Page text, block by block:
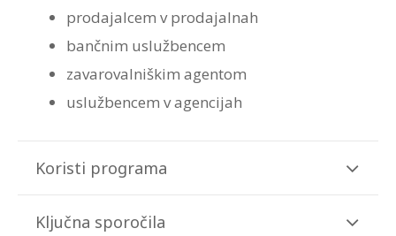
prodajalcem v prodajalnah
bančnim uslužbencem
zavarovalniškim agentom
uslužbencem v agencijah
Koristi programa
Ključna sporočila